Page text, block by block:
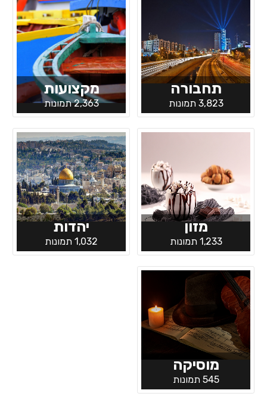
תחבורה
3,823 תמונות
מקצועות
2,363 תמונות
מזון
1,233 תמונות
יהדות
1,032 תמונות
מוסיקה
545 תמונות